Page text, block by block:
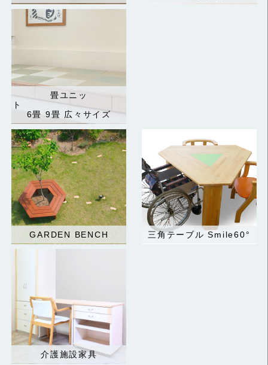
畳ユニッ
ト
6畳 9畳 広々サイズ
GARDEN BENCH 三角テーブル Smile60°
介護施設家具